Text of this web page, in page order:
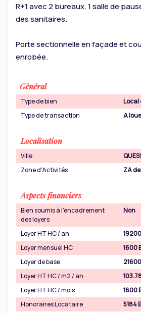
R+1 avec 2 bureaux, 1 salle de
des sanitaires.
Porte sectionnelle en façade et
enrobée.
Général
Type de bien
Type de transaction
A
Localisation
Ville
Zone d'Activités
ZA
Aspects financiers
Bien soumis à l'encadrement
des loyers
Non
Loyer HT HC / an
Loyer mensuel HC
1600
Loyer de base
Loyer HT HC / m2 / an
Loyer HT HC / mois
1600
Honoraires Locataire
5184